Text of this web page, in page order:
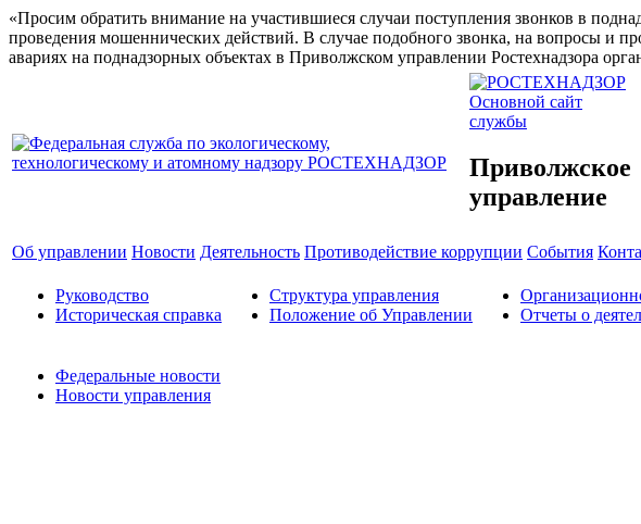
«Просим обратить внимание на участившиеся случаи поступления звонков в
проведения мошеннических действий. В случае подобного звонка, на вопросы и
авариях на поднадзорных объектах в Приволжском управлении Ростехнадзора
Основной сайт
службы
Приволжское
управление
Об управлении Новости Деятельность Противодействие коррупции События
Руководство
Историческая справка
Структура управления
Положение об Управлении
Отчеты о
Федеральные новости
Новости управления